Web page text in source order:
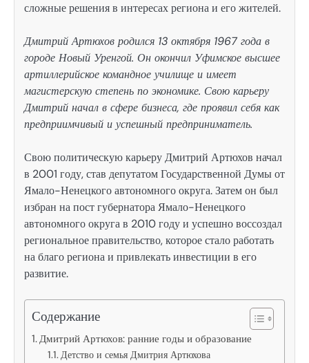
сложные решения в интересах региона и его жителей.
Дмитрий Артюхов родился 13 октября 1967 года в
городе Новый Уренгой. Он окончил Уфимское высшее
артиллерийское командное училище и имеет
магистерскую степень по экономике. Свою карьеру
Дмитрий начал в сфере бизнеса, где проявил себя как
предприимчивый и успешный предприниматель.
Свою политическую карьеру Дмитрий Артюхов начал
в 2001 году, став депутатом Государственной Думы от
Ямало-Ненецкого автономного округа. Затем он был
избран на пост губернатора Ямало-Ненецкого
автономного округа в 2010 году и успешно воссоздал
региональное правительство, которое стало работать
на благо региона и привлекать инвестиции в его
развитие.
Содержание
Дмитрий Артюхов: ранние годы и образование
Детство и семья Дмитрия Артюхова